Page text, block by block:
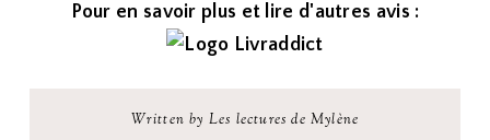
Pour en savoir plus et lire d'autres avis :
Written by Les lectures de Mylène